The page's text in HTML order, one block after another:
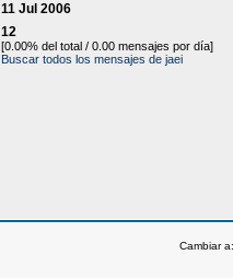
11 Jul 2006
12
[0.00% del total / 0.00 mensajes por día]
Buscar todos los mensajes de jaei
Cambiar